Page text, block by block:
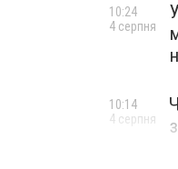
10:24
4 серпня
10:14
4 серпня